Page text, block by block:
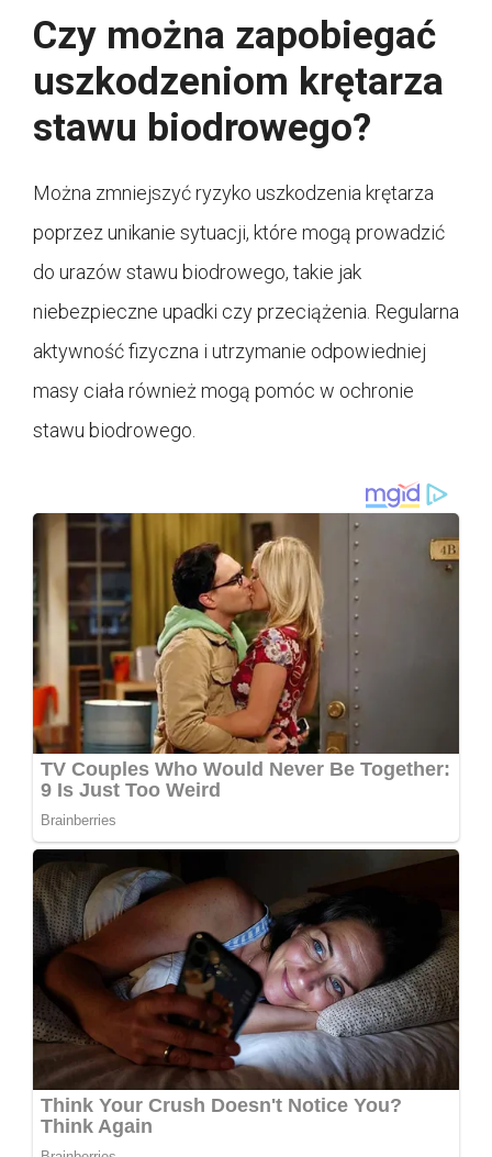
Czy można zapobiegać
uszkodzeniom krętarza
stawu biodrowego?
Można zmniejszyć ryzyko uszkodzenia krętarza
poprzez unikanie sytuacji, które mogą prowadzić
do urazów stawu biodrowego, takie jak
niebezpieczne upadki czy przeciążenia. Regularna
aktywność fizyczna i utrzymanie odpowiedniej
masy ciała również mogą pomóc w ochronie
stawu biodrowego.